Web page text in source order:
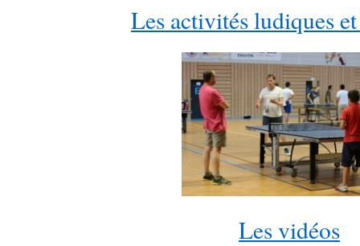
Les activités ludiques
Les vidéos